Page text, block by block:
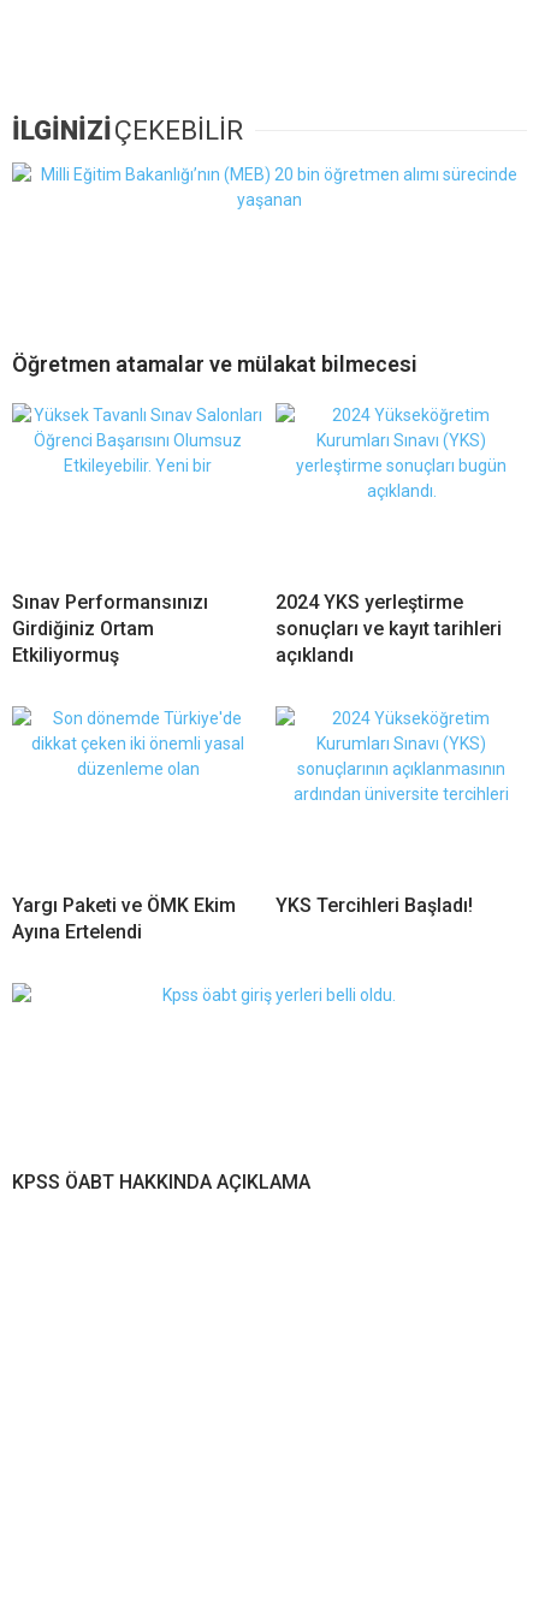
İLGİNİZİÇEKEBİLİR
Öğretmen atamalar ve mülakat bilmecesi
Sınav Performansınızı
Girdiğiniz Ortam
Etkiliyormuş
2024 YKS yerleştirme
sonuçları ve kayıt tarihleri
açıklandı
Yargı Paketi ve ÖMK Ekim
Ayına Ertelendi
YKS Tercihleri Başladı!
KPSS ÖABT HAKKINDA AÇIKLAMA